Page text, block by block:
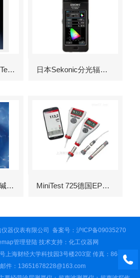
美国DeFelsko PosiTector6000涂层测厚仪 日本Sekonic分光辐射照度计
Scuba II余氯-酸度-碱度-氰尿酸浓度测定仪 MiniTest 725德国EPK涂层测厚仪
器仪表有限公司 备案号：沪ICP备09035270
管理登陆技术支持： 化工仪器网
上海财经大学科技园3号楼203室 传真：86-021-
件：13651678228@163.com